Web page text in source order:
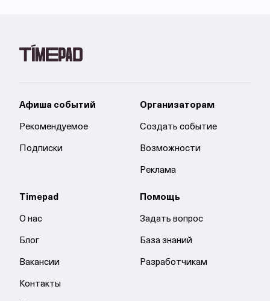
Афиша событий
Рекомендуемое
Подписки
Организаторам
Создать событие
Возможности
Реклама
Timepad
О нас
Блог
Вакансии
Контакты
Помощь
Задать вопрос
База знаний
Разработчикам